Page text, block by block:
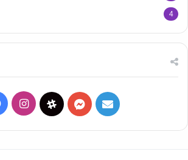
4
FacebookInstagramThreadsMessenger
Mail